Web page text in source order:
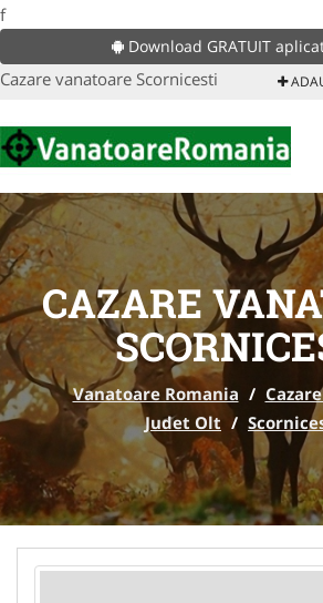
f
Download GRATUIT
Cazare vanatoare Scornicesti
CAZARE
Vanatoare Romania /
Judet Olt /